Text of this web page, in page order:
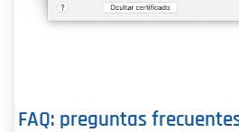
FAQ: preguntas